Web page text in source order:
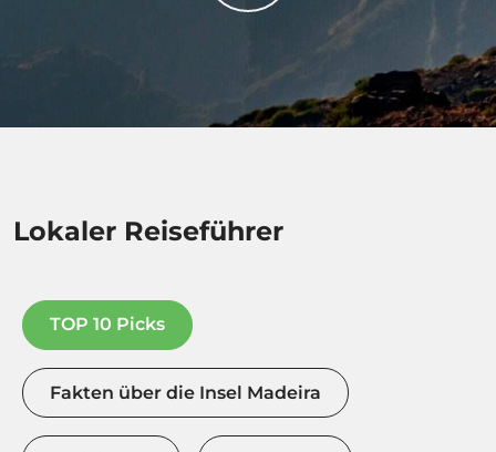
Lokaler Reiseführer
TOP 10 Picks
Fakten über die Insel Madeira